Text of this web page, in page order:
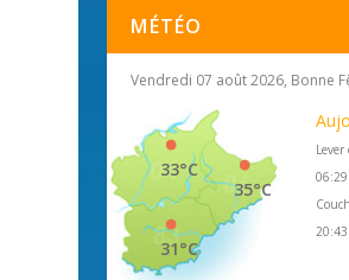
MÉTÉO
Vendredi 07 août 2026, Bonne
35°C
33°C
31°C
06:29
20:43